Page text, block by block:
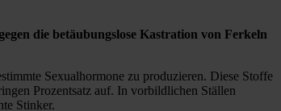
die betäubungslose Kastration von Ferkeln
Sexualhormone zu produzieren. Diese Stoffe
Prozentsatz auf. In vorbildlichen Ställen
Stinker.